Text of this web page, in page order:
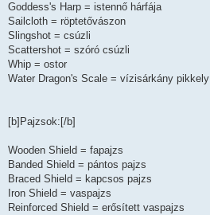
Goddess's Harp = istennő hárfája
Sailcloth = röptetővászon
Slingshot = csúzli
Scattershot = szóró csúzli
Whip = ostor
Water Dragon's Scale = vízisárkány pikkely
[b]Pajzsok:[/b]
Wooden Shield = fapajzs
Banded Shield = pántos pajzs
Braced Shield = kapcsos pajzs
Iron Shield = vaspajzs
Reinforced Shield = erősített vaspajzs